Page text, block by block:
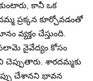
కానీ ఒక
ప్రక్కన కూర్చోవడంతో
వ్యక్తం చేస్తుంది.
నైవేద్యం కోసం
చెప్పుతారు. శారదమ్మకు
చేశానని భావన